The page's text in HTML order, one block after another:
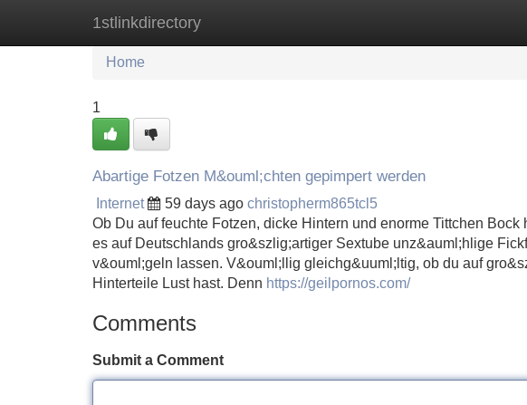
1stlinkdirectory
Home New Site Listings
Home
1
Abartige Fotzen M&ouml;chten gepimpert werden
Internet 59 days ago christopherm865tcl5
Ob Du auf feuchte Fotzen, dicke Hintern und enorme Tittchen
es auf Deutschlands gro&szlig;artiger Sextube unz&auml;hlige
v&ouml;geln lassen. V&ouml;llig gleichg&uuml;ltig, ob du auf
Hinterteile Lust hast. Denn https://geilpornos.com/
Comments
Submit a Comment